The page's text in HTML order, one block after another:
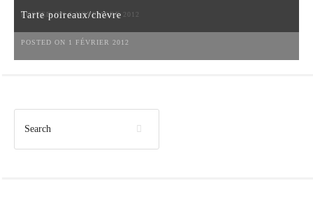
POSTED ON 6 NOVEMBRE 2012
Tarte poireaux/chèvre
POSTED ON 1 FÉVRIER 2012